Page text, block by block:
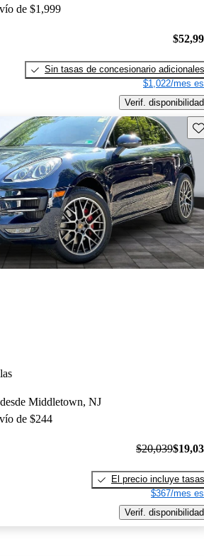
de $1,999
Sin tasas de concesionario adicionales
$1,022/mes
Verif. disponibilidad
Middletown, NJ
de $244
$20,039
El precio incluye tasas
$367/mes
Verif. disponibilidad